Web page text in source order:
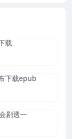
载
下载epub
剧透一